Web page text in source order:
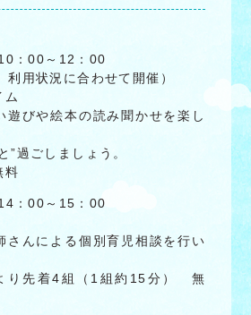
：00～12：00
利用状況に合わせて開催）
ム
遊びや絵本の読み聞かせを楽し
”過ごしましょう。
料
：00～15：00
さんによる個別育児相談を行い
先着4組（1組約15分） 無